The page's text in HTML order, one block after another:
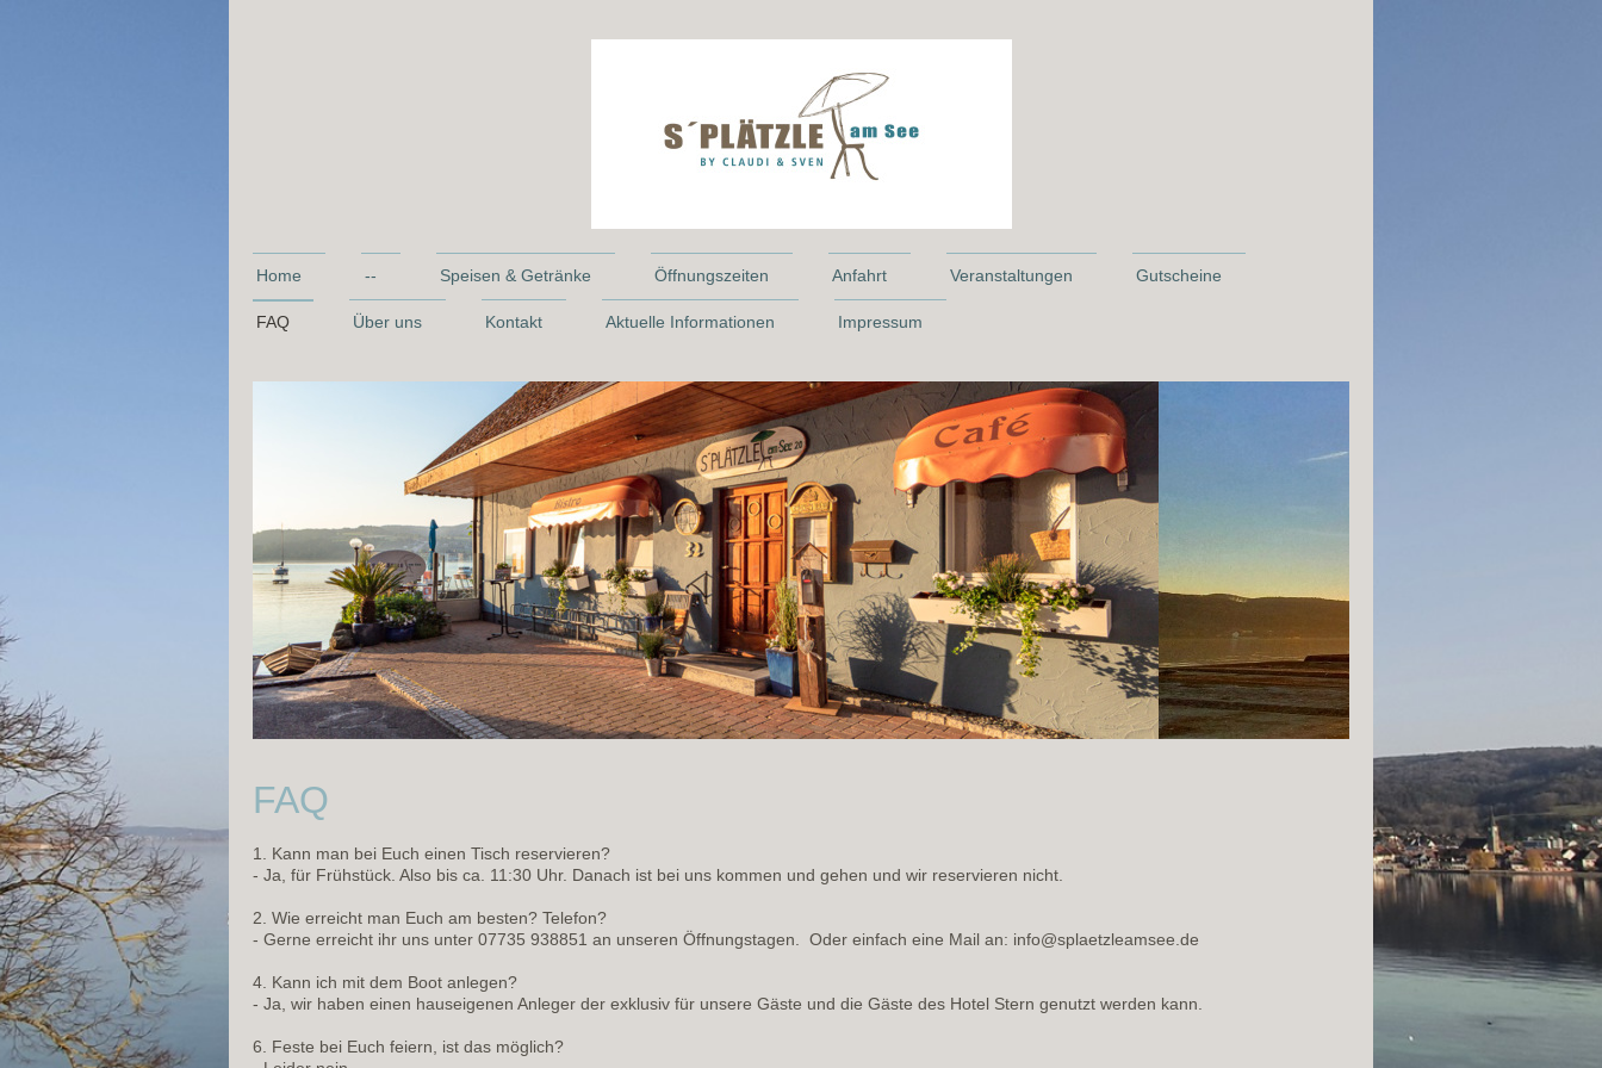
Home -- Speisen & Getränke Öffnungszeiten Anfahrt Veranstaltungen Gutscheine
FAQ Über uns Kontakt Aktuelle Informationen Impressum
FAQ
1. Kann man bei Euch einen Tisch reservieren?
- Ja, für Frühstück. Also bis ca. 11:30 Uhr. Danach ist bei uns kommen und gehen und wir reservieren nicht.
2. Wie erreicht man Euch am besten? Telefon?
- Gerne erreicht ihr uns unter 07735 938851 an unseren Öffnungstagen. Oder einfach eine Mail an: info@splaetzleamsee.de
4. Kann ich mit dem Boot anlegen?
- Ja, wir haben einen hauseigenen Anleger der exklusiv für unsere Gäste und die Gäste des Hotel Stern genutzt werden kann.
6. Feste bei Euch feiern, ist das möglich?